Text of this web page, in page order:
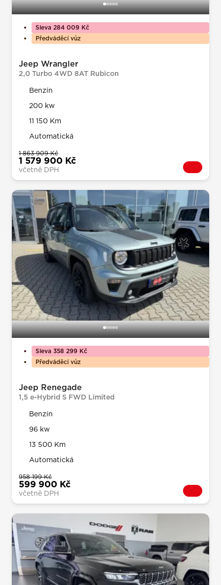
Sleva 284 009 Kč
Předváděcí vůz
Jeep Wrangler
2,0 Turbo 4WD 8AT Rubicon
Benzín
200 kw
11 150 Km
Automatická
1 863 909 Kč
1 579 900 Kč
včetně DPH
Sleva 358 299 Kč
Předváděcí vůz
Jeep Renegade
1,5 e-Hybrid S FWD Limited
Benzín
96 kw
13 500 Km
Automatická
958 199 Kč
599 900 Kč
včetně DPH